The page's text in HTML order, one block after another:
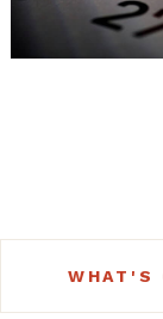
WHAT'S